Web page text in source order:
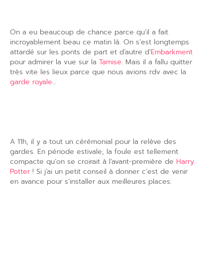
On a eu beaucoup de chance parce qu’il a fait
incroyablement beau ce matin là. On s’est longtemps
attardé sur les ponts de part et d’autre d’Embarkment
pour admirer la vue sur la Tamise. Mais il a fallu quitter
très vite les lieux parce que nous avions rdv avec la
garde royale…
A 11h, il y a tout un cérémonial pour la relève des
gardes. En période estivale, la foule est tellement
compacte qu’on se croirait à l’avant-première de Harry
Potter ! Si j’ai un petit conseil à donner c’est de venir
en avance pour s’installer aux meilleures places.